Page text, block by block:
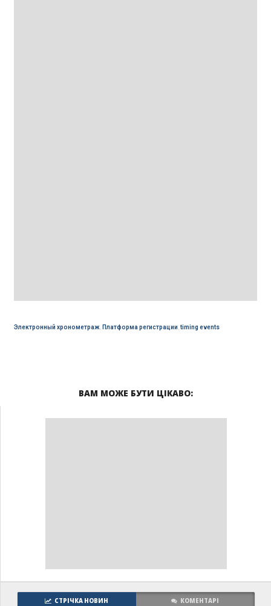
Электронный хронометраж, Платформа регистрации,timing events
ВАМ МОЖЕ БУТИ ЦІКАВО:
СТРІЧКА НОВИН КОМЕНТАРІ